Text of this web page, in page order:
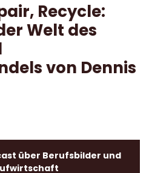
Recycle:
Welt des
von Dennis